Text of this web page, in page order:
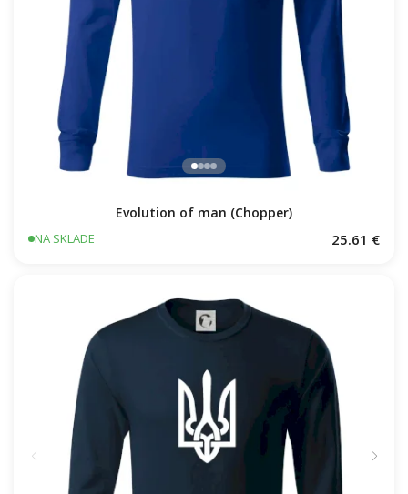
Evolution of man (Chopper)
NA SKLADE 25.61 €